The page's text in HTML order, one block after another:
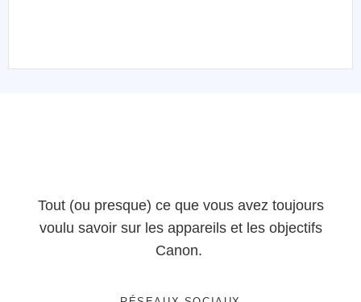
Tout (ou presque) ce que vous avez toujours
voulu savoir sur les appareils et les objectifs
Canon.